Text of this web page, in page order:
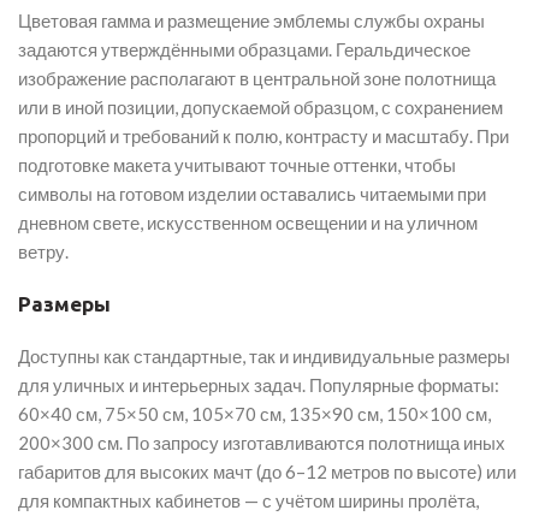
Цветовая гамма и размещение эмблемы службы охраны
задаются утверждёнными образцами. Геральдическое
изображение располагают в центральной зоне полотнища
или в иной позиции, допускаемой образцом, с сохранением
пропорций и требований к полю, контрасту и масштабу. При
подготовке макета учитывают точные оттенки, чтобы
символы на готовом изделии оставались читаемыми при
дневном свете, искусственном освещении и на уличном
ветру.
Размеры
Доступны как стандартные, так и индивидуальные размеры
для уличных и интерьерных задач. Популярные форматы:
60×40 см, 75×50 см, 105×70 см, 135×90 см, 150×100 см,
200×300 см. По запросу изготавливаются полотнища иных
габаритов для высоких мачт (до 6–12 метров по высоте) или
для компактных кабинетов — с учётом ширины пролёта,